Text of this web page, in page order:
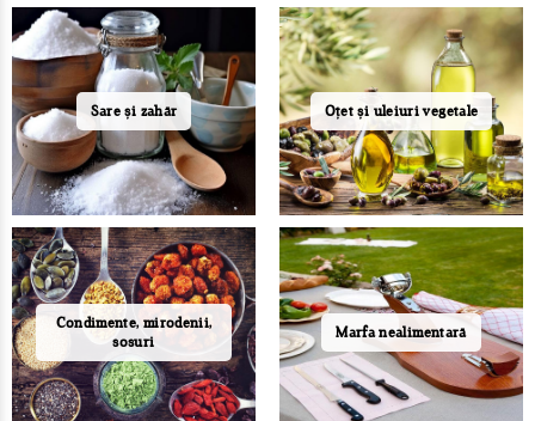
Sare și zahăr Oțet și uleiuri vegetale
Condimente, mirodenii,
sosuri
Marfa nealimentară